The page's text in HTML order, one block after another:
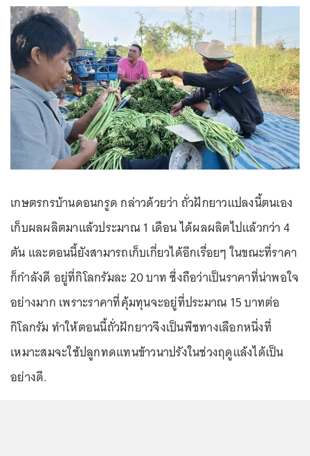
เกษตรกรบ้านดอนกรูด กล่าวด้วยว่า ถั่วฝักยาวแปลงนี้ตนเอง
เก็บผลผลิตมาแล้วประมาณ 1 เดือน ได้ผลผลิตไปแล้วกว่า 4
ตัน และตอนนี้ยังสามารถเก็บเกี่ยวได้อีกเรื่อยๆ ในขณะที่ราคา
ก็กำลังดี อยู่ที่กิโลกรัมละ 20 บาท ซึ่งถือว่าเป็นราคาที่น่าพอใจ
อย่างมาก เพราะราคาที่คุ้มทุนจะอยู่ที่ประมาณ 15 บาทต่อ
กิโลกรัม ทำให้ตอนนี้ถั่วฝักยาวจึงเป็นพืชทางเลือกหนึ่งที่
เหมาะสมจะใช้ปลูกทดแทนข้าวนาปรังในช่วงฤดูแล้งได้เป็น
อย่างดี.